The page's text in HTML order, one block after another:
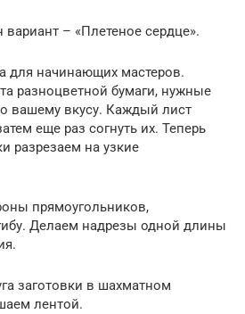
– «Плетеное сердце».
для начинающих мастеров.
разноцветной бумаги, нужные
вашему вкусу. Каждый лист
еще раз согнуть их. Теперь
разрезаем на узкие
прямоугольников,
Делаем надрезы одной длины
заготовки в шахматном
лентой.